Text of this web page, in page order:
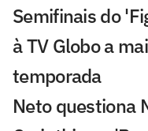
Semifinais do
à TV Globo a
temporada
Neto questiona